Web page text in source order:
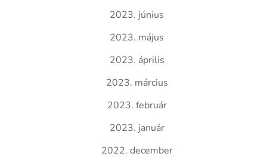
2023. június
2023. május
2023. április
2023. március
2023. február
2023. január
2022. december